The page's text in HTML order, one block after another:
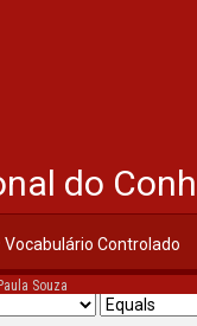
do
Vocabulário Controlado
Souza